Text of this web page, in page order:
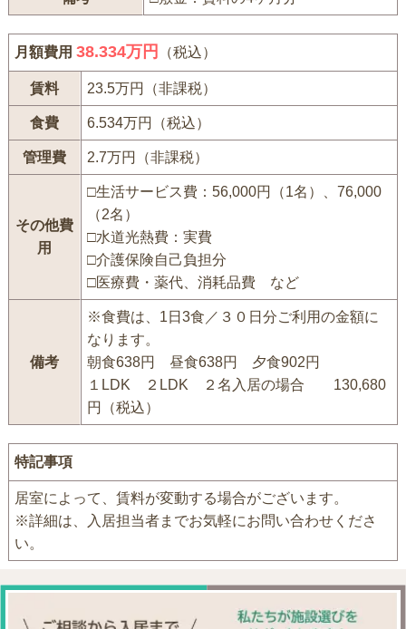
月額費用38.334万円 （税込）
賃料 23.5万円（非課税）
食費 6.534万円（税込）
管理費 2.7万円（非課税）
その他費
用
□生活サービス費：56,000円（1名）、76,000
（2名）
□水道光熱費：実費
□介護保険自己負担分
□医療費・薬代、消耗品費 など
備考
※食費は、1日3食／３０日分ご利用の金額に
なります。
朝食638円 昼食638円 夕食902円
１LDK ２LDK ２名入居の場合 130,680
円（税込）
特記事項
居室によって、賃料が変動する場合がございます。
※詳細は、入居担当者までお気軽にお問い合わせくださ
い。